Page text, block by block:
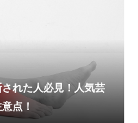
れた人必見！人気芸
点！